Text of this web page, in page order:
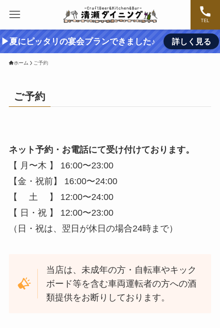
TEL
▶夏にピッタリの宴会プランできました♪ 詳しく見る
ホーム ご予約
ご予約
ネット予約・お電話にて受け付けております。
【 月〜木 】 16:00〜23:00
【金・祝前】 16:00〜24:00
【 土 】 12:00〜24:00
【 日・祝 】 12:00〜23:00
（日・祝は、翌日が休日の場合24時まで）
当店は、未成年の方・自転車やキック
ボード等を含む車両運転者の方への酒
類提供をお断りしております。